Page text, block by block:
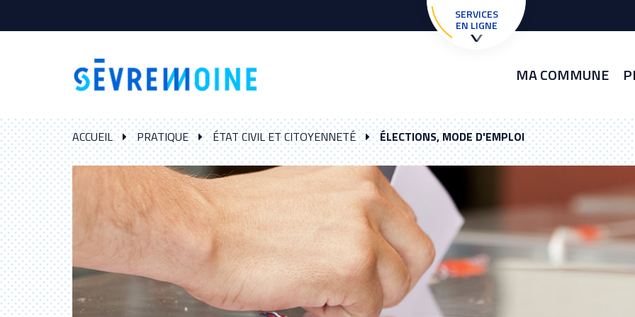
SERVICES
EN LIGNE
MA COMMUNE
ACCUEIL PRATIQUE ÉTAT CIVIL ET CITOYENNETÉ ÉLECTIONS, MODE D'EMPLOI